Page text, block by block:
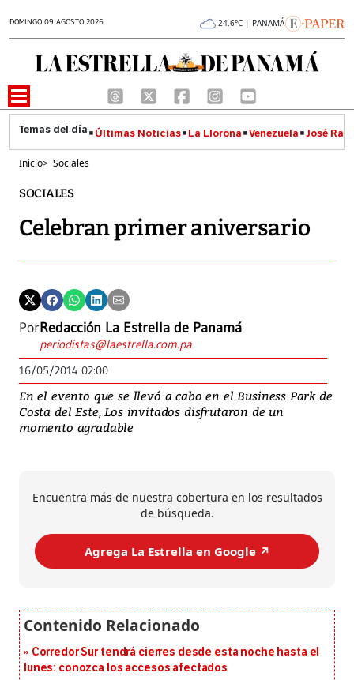
DOMINGO 09 AGOSTO 2026 24.6°C | PANAMÁ
Últimas Noticias La Llorona Venezuela José
Inicio> Sociales
SOCIALES
Celebran primer aniversario
PorRedacción La Estrella de Panamá
periodistas@laestrella.com.pa
16/05/2014 02:00
En el evento que se llevó a cabo en el Business Park de
Costa del Este, Los invitados disfrutaron de un
momento agradable
Encuentra más de nuestra cobertura en los resultados
de búsqueda.
Agrega La Estrella en Google ↗️
Corredor Sur tendrá cierres desde esta noche hasta el
lunes: conozca los accesos afectados